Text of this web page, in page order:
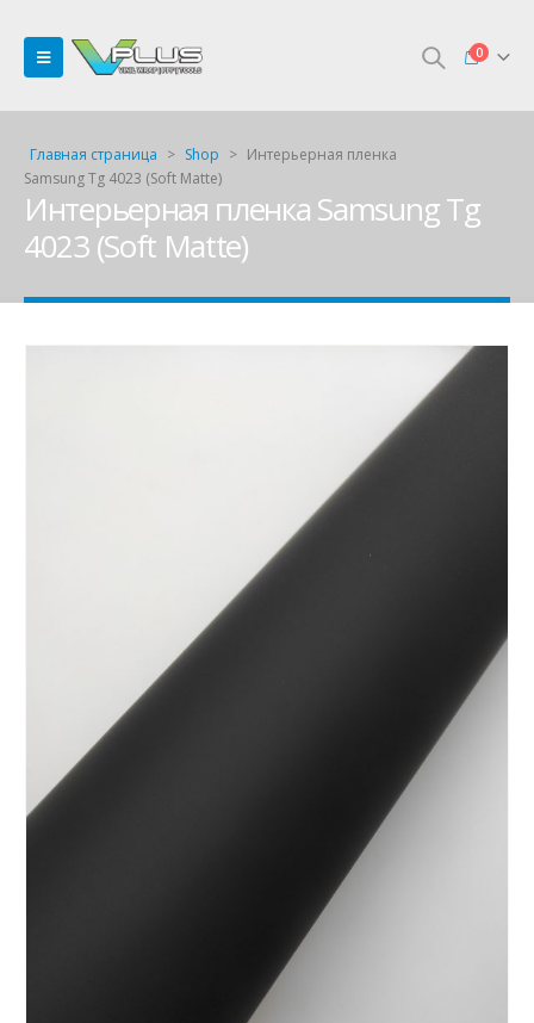
0
Главная страница > Shop > Интерьерная пленка
Samsung Tg 4023 (Soft Matte)
Интерьерная пленка Samsung Tg
4023 (Soft Matte)